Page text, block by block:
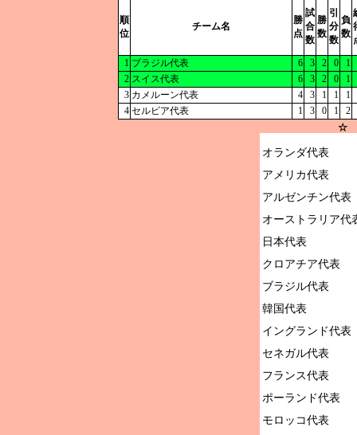
順
位
チーム名
勝
点
試
合
数
勝
数
引
分
数
負
数
1 ブラジル代表 6 3 2 0
1
2 スイス代表 6 3 2 0
1
3 カメルーン代表 4 3 1 1
1
4 セルビア代表 1 3 0 1
2
☆
オランダ代表
アメリカ代表
アルゼンチン代表
オーストラリア代
日本代表
クロアチア代表
ブラジル代表
韓国代表
イングランド代表
セネガル代表
フランス代表
ポーランド代表
モロッコ代表